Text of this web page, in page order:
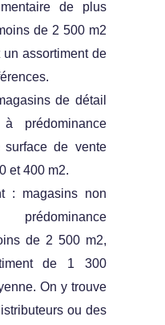
de plus
de 2 500 m2
assortiment de
de détail
prédominance
surface de vente
et 400 m2.
: magasins non
de 2 500 m2,
de 1 300
On y trouve
ou des